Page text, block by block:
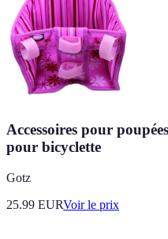
Accessoires pour
pour bicyclette
Gotz
25.99 EURVoir le prix